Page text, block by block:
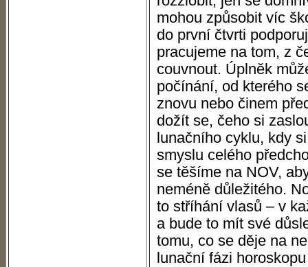
mohou způsobit víc
do první čtvrti
pracujeme na tom, z
couvnout. Úplněk
počínání, od kterého
znovu nebo činem
dožít se, čeho si
lunačního cyklu, kdy
smyslu celého
se těšíme na NOV,
neméně důležitého.
to stříhání vlasů – v
a bude to mít své
tomu, co se děje na
lunační fázi